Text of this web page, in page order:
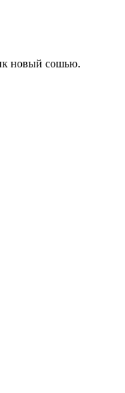
новый сошью.